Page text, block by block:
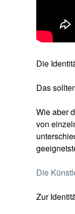
Die
Das
Wie aber
von
Die
Zur